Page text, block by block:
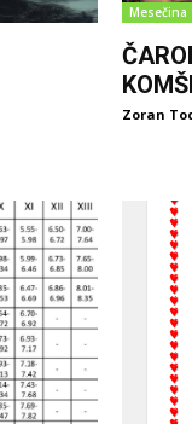
Mesečina
Zoran